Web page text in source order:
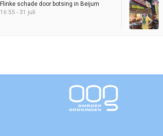
Flinke schade door botsing in Beijum
16:55 - 31 juli